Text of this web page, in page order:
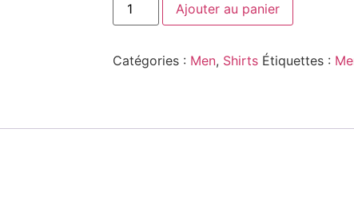
Ajouter au panier
Catégories : Men, Shirts Étiquettes :